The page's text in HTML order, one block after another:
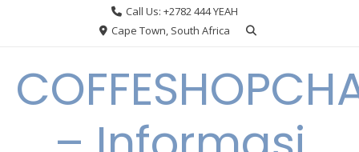
Call Us: +2782 444 YEAH
Cape Town, South Africa